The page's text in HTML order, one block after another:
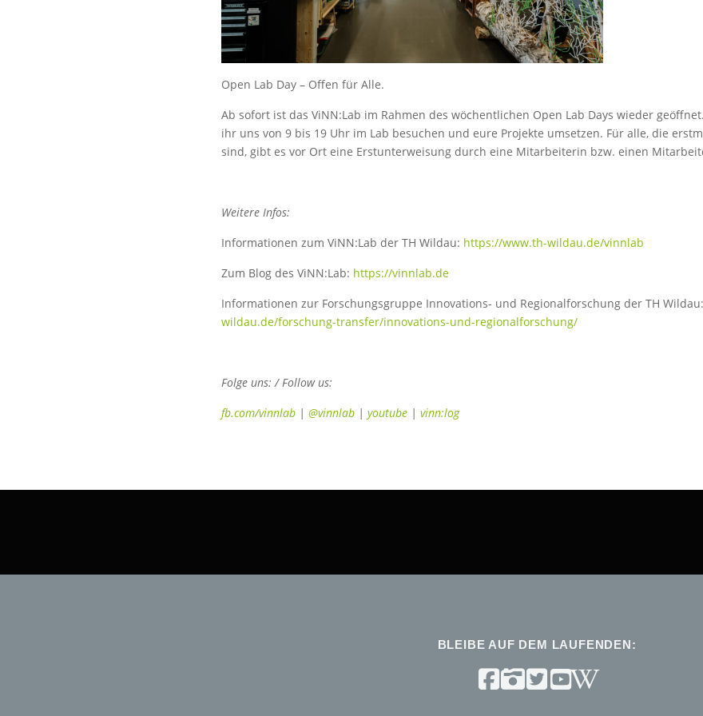
Open Lab Day – Offen für Alle.
Ab sofort ist das ViNN:Lab im Rahmen des wöchentlichen Open Lab Days wieder
ihr uns von 9 bis 19 Uhr im Lab besuchen und eure Projekte umsetzen. Für alle, die
sind, gibt es vor Ort eine Erstunterweisung durch eine Mitarbeiterin bzw. einen
Weitere Infos:
Informationen zum ViNN:Lab der TH Wildau: https://www.th-wildau.de/vinnlab
Zum Blog des ViNN:Lab: https://vinnlab.de
Informationen zur Forschungsgruppe Innovations- und Regionalforschung der TH Wildau:
wildau.de/forschung-transfer/innovations-und-regionalforschung/
Folge uns: / Follow us:
fb.com/vinnlab | @vinnlab | youtube | vinn:log
BLEIBE AUF DEM LAUFENDEN: